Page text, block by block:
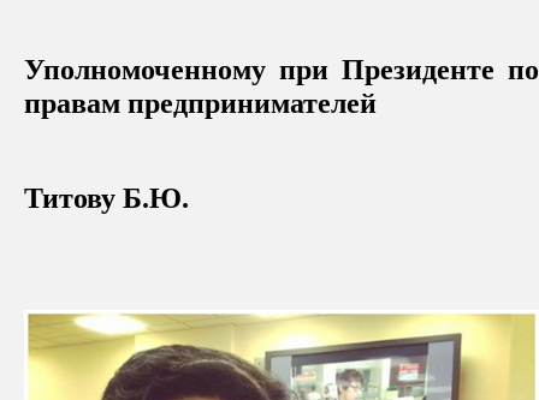
Уполномоченному при Президенте по
правам предпринимателей
Титову Б.Ю.